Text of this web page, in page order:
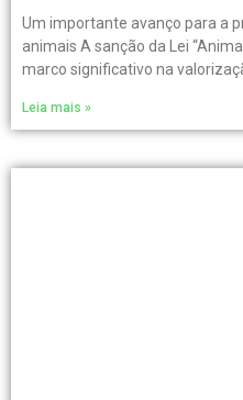
Um importante avanço para a
animais A sanção da Lei
marco significativo na
Leia mais »